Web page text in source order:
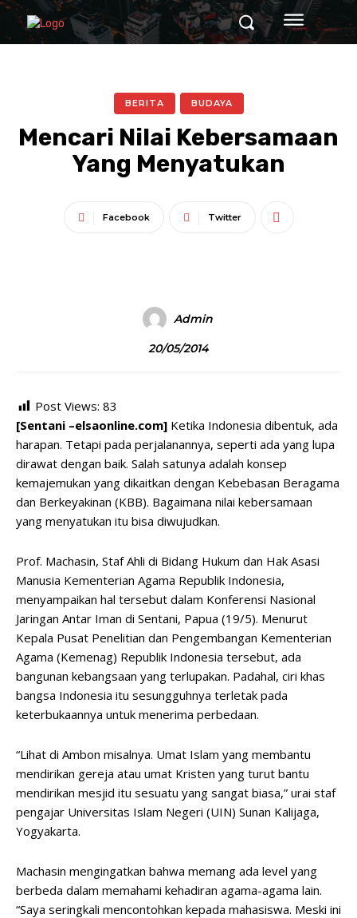
BERITA BUDAYA
Mencari Nilai Kebersamaan
Yang Menyatukan
Facebook Twitter
Admin
20/05/2014
Post Views: 83
[Sentani –elsaonline.com] Ketika Indonesia dibentuk, ada
harapan. Tetapi pada perjalanannya, seperti ada yang lupa
dirawat dengan baik. Salah satunya adalah konsep
kemajemukan yang dikaitkan dengan Kebebasan Beragama
dan Berkeyakinan (KBB). Bagaimana nilai kebersamaan
yang menyatukan itu bisa diwujudkan.
Prof. Machasin, Staf Ahli di Bidang Hukum dan Hak Asasi
Manusia Kementerian Agama Republik Indonesia,
menyampaikan hal tersebut dalam Konferensi Nasional
Jaringan Antar Iman di Sentani, Papua (19/5). Menurut
Kepala Pusat Penelitian dan Pengembangan Kementerian
Agama (Kemenag) Republik Indonesia tersebut, ada
bangunan kebangsaan yang terlupakan. Padahal, ciri khas
bangsa Indonesia itu sesungguhnya terletak pada
keterbukaannya untuk menerima perbedaan.
“Lihat di Ambon misalnya. Umat Islam yang membantu
mendirikan gereja atau umat Kristen yang turut bantu
mendirikan mesjid itu sesuatu yang sangat biasa,” urai staf
pengajar Universitas Islam Negeri (UIN) Sunan Kalijaga,
Yogyakarta.
Machasin mengingatkan bahwa memang ada level yang
berbeda dalam memahami kehadiran agama-agama lain.
“Saya seringkali mencontohkan kepada mahasiswa. Meski ini